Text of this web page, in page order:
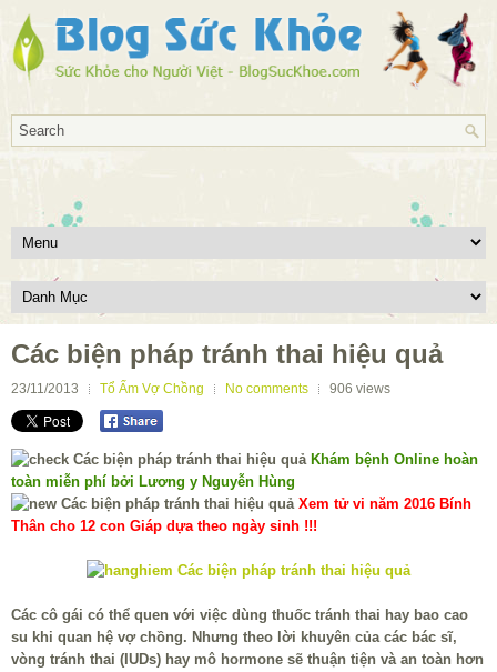
Các biện pháp tránh thai hiệu quả
23/11/2013 Tổ Ấm Vợ Chồng No comments 906 views
Khám bệnh Online hoàn
toàn miễn phí bởi Lương y Nguyễn Hùng
Xem tử vi năm 2016 Bính
Thân cho 12 con Giáp dựa theo ngày sinh !!!
Các cô gái có thể quen với việc dùng thuốc tránh thai hay bao cao
su khi quan hệ vợ chồng. Nhưng theo lời khuyên của các bác sĩ,
vòng tránh thai (IUDs) hay mô hormone sẽ thuận tiện và an toàn hơn